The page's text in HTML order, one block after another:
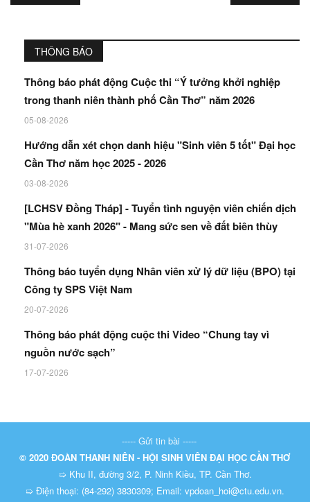
THÔNG BÁO
Thông báo phát động Cuộc thi “Ý tưởng khởi nghiệp
trong thanh niên thành phố Cần Thơ” năm 2026
05-08-2026
Hướng dẫn xét chọn danh hiệu "Sinh viên 5 tốt" Đại học
Cần Thơ năm học 2025 - 2026
03-08-2026
[LCHSV Đồng Tháp] - Tuyển tình nguyện viên chiến dịch
"Mùa hè xanh 2026" - Mang sức sen về đất biên thùy
31-07-2026
Thông báo tuyển dụng Nhân viên xử lý dữ liệu (BPO) tại
Công ty SPS Việt Nam
20-07-2026
Thông báo phát động cuộc thi Video “Chung tay vì
nguồn nước sạch”
17-07-2026
----- Gửi tin bài -----
© 2020 ĐOÀN THANH NIÊN - HỘI SINH VIÊN ĐẠI HỌC CẦN THƠ
➯ Khu II, đường 3/2, P. Ninh Kiều, TP. Cần Thơ.
➯ Điện thoại: (84-292) 3830309; Email: vpdoan_hoi@ctu.edu.vn.